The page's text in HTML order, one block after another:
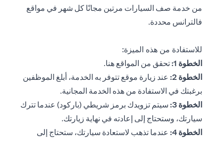
من خدمة صف السيارات مرتين مجانًا كل شهر في مواقع
فالترانس محددة.
للاستفادة من هذه الميزة:
الخطوة 1:
تحقق من المواقع هناopens in a new tab.
الخطوة 2:
عند زيارة موقع تتوفر به الخدمة، أبلغ الموظفين
برغبتك في الاستفادة من هذه الخدمة المجانية.
الخطوة 3:
سيتم تزويدك برمز شريطي (باركود) عندما تترك
سيارتك، وستحتاج إلى إعادته في نهاية زيارتك.
الخطوة 4:
عندما تذهب لاستعادة سيارتك، ستحتاج إلى